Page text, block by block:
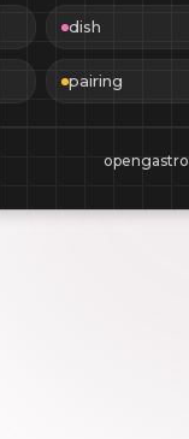
dish
pairing